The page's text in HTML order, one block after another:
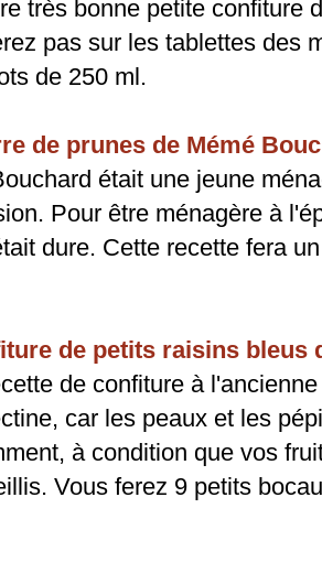
très bonne petite confiture
pas sur les tablettes des
de 250 ml.
de prunes de Mémé
était une jeune
Pour être ménagère à
dure. Cette recette fera
de petits raisins bleus
de confiture à
car les peaux et les
à condition que vos
Vous ferez 9 petits